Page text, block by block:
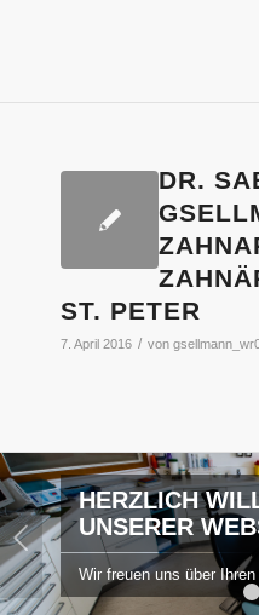
DR.
ST. PETER
7. April 2016 / von
HERZLICH
UNSERER
Wir freuen uns über